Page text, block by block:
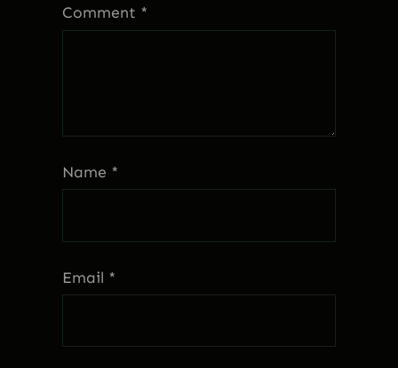
Comment *
Name *
Email *